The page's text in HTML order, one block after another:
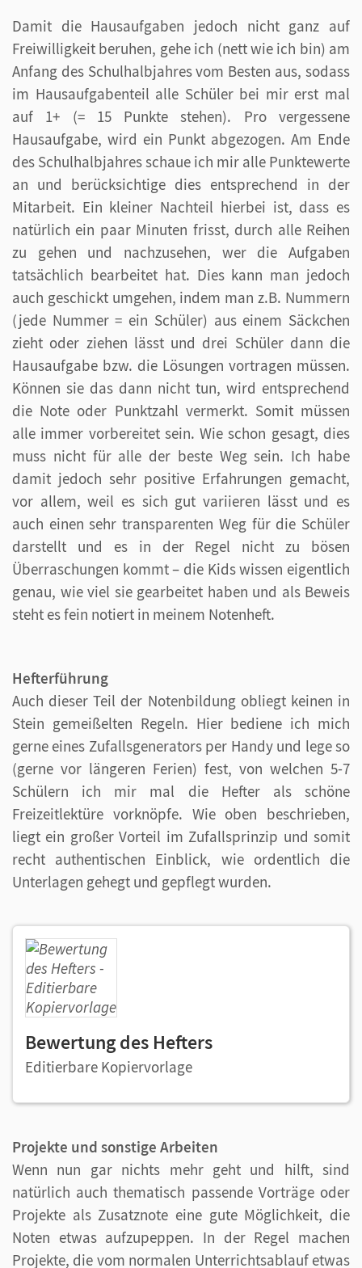
Damit die Hausaufgaben jedoch nicht ganz auf
Freiwilligkeit beruhen, gehe ich (nett wie ich bin) am
Anfang des Schulhalbjahres vom Besten aus, sodass
im Hausaufgabenteil alle Schüler bei mir erst mal
auf 1+ (= 15 Punkte stehen). Pro vergessene
Hausaufgabe, wird ein Punkt abgezogen. Am Ende
des Schulhalbjahres schaue ich mir alle Punktewerte
an und berücksichtige dies entsprechend in der
Mitarbeit. Ein kleiner Nachteil hierbei ist, dass es
natürlich ein paar Minuten frisst, durch alle Reihen
zu gehen und nachzusehen, wer die Aufgaben
tatsächlich bearbeitet hat. Dies kann man jedoch
auch geschickt umgehen, indem man z.B. Nummern
(jede Nummer = ein Schüler) aus einem Säckchen
zieht oder ziehen lässt und drei Schüler dann die
Hausaufgabe bzw. die Lösungen vortragen müssen.
Können sie das dann nicht tun, wird entsprechend
die Note oder Punktzahl vermerkt. Somit müssen
alle immer vorbereitet sein. Wie schon gesagt, dies
muss nicht für alle der beste Weg sein. Ich habe
damit jedoch sehr positive Erfahrungen gemacht,
vor allem, weil es sich gut variieren lässt und es
auch einen sehr transparenten Weg für die Schüler
darstellt und es in der Regel nicht zu bösen
Überraschungen kommt – die Kids wissen eigentlich
genau, wie viel sie gearbeitet haben und als Beweis
steht es fein notiert in meinem Notenheft.
Hefterführung
Auch dieser Teil der Notenbildung obliegt keinen in
Stein gemeißelten Regeln. Hier bediene ich mich
gerne eines Zufallsgenerators per Handy und lege so
(gerne vor längeren Ferien) fest, von welchen 5-7
Schülern ich mir mal die Hefter als schöne
Freizeitlektüre vorknöpfe. Wie oben beschrieben,
liegt ein großer Vorteil im Zufallsprinzip und somit
recht authentischen Einblick, wie ordentlich die
Unterlagen gehegt und gepflegt wurden.
Bewertung des Hefters
Editierbare Kopiervorlage
Projekte und sonstige Arbeiten
Wenn nun gar nichts mehr geht und hilft, sind
natürlich auch thematisch passende Vorträge oder
Projekte als Zusatznote eine gute Möglichkeit, die
Noten etwas aufzupeppen. In der Regel machen
Projekte, die vom normalen Unterrichtsablauf etwas